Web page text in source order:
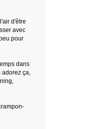
d'être
avec
pour
dans
adorez ça,